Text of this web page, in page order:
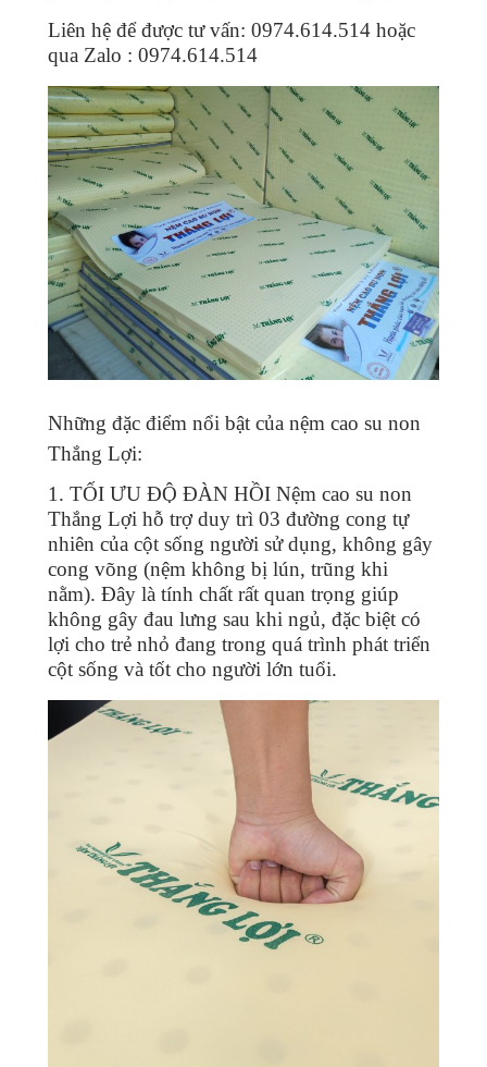
Liên hệ để được tư vấn: 0974.614.514 hoặc
qua Zalo : 0974.614.514
Những đặc điểm nổi bật của nệm cao su non
Thắng Lợi:
1. TỐI ƯU ĐỘ ĐÀN HỒI Nệm cao su non
Thắng Lợi hỗ trợ duy trì 03 đường cong tự
nhiên của cột sống người sử dụng, không gây
cong võng (nệm không bị lún, trũng khi
nằm). Đây là tính chất rất quan trọng giúp
không gây đau lưng sau khi ngủ, đặc biệt có
lợi cho trẻ nhỏ đang trong quá trình phát triển
cột sống và tốt cho người lớn tuổi.